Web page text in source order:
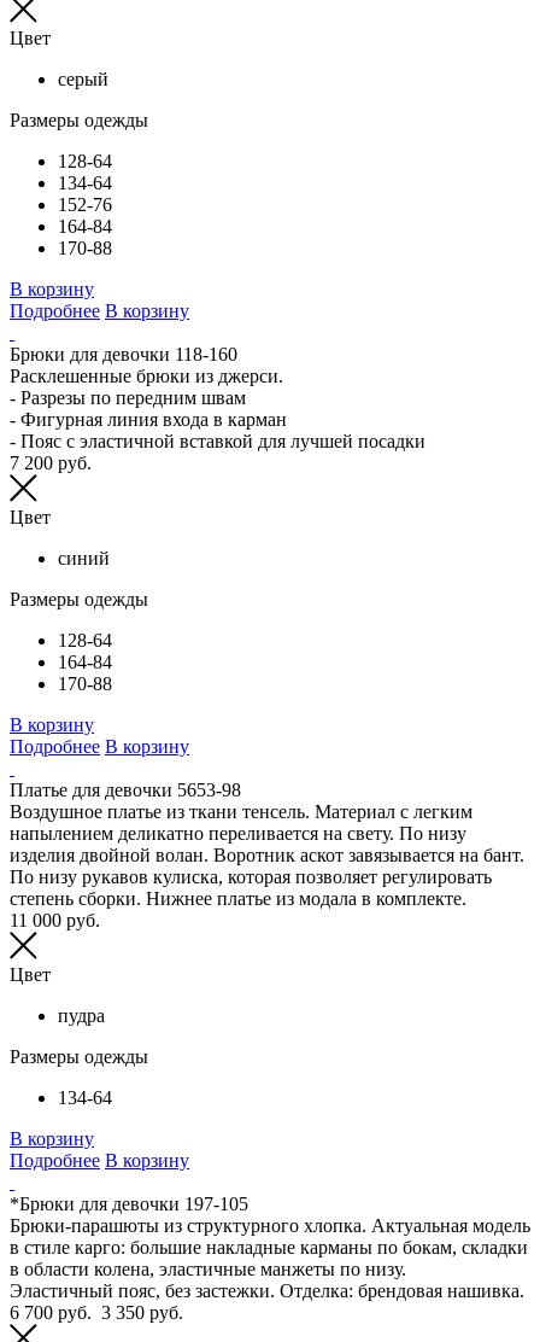
Цвет
серый
Размеры одежды
128-64
134-64
152-76
164-84
170-88
В корзину
Подробнее В корзину
Брюки для девочки 118-160
Расклешенные брюки из джерси.
- Разрезы по передним швам
- Фигурная линия входа в карман
- Пояс с эластичной вставкой для лучшей посадки
7 200 руб.
Цвет
синий
Размеры одежды
128-64
164-84
170-88
В корзину
Подробнее В корзину
Платье для девочки 5653-98
Воздушное платье из ткани тенсель. Материал с легким
напылением деликатно переливается на свету. По низу
изделия двойной волан. Воротник аскот завязывается на бант.
По низу рукавов кулиска, которая позволяет регулировать
степень сборки. Нижнее платье из модала в комплекте.
11 000 руб.
Цвет
пудра
Размеры одежды
134-64
В корзину
Подробнее В корзину
*Брюки для девочки 197-105
Брюки-парашюты из структурного хлопка. Актуальная модель
в стиле карго: большие накладные карманы по бокам, складки
в области колена, эластичные манжеты по низу.
Эластичный пояс, без застежки. Отделка: брендовая нашивка.
6 700 руб. 3 350 руб.